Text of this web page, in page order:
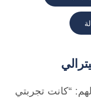
“كانت تجربتي